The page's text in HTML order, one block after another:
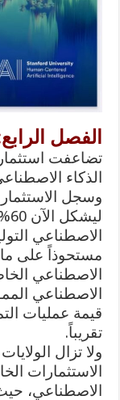
الفصل
تضاعفت
مستحوذاً على
الاصطناعي
قيمة عمليات
تقريباً.
ولا تزال
الاستثمارات